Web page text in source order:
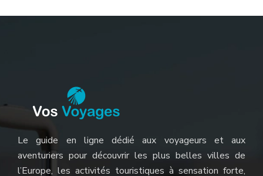
Le guide en ligne dédié aux voyageurs et aux
aventuriers pour découvrir les plus belles villes de
l’Europe, les activités touristiques à sensation forte,